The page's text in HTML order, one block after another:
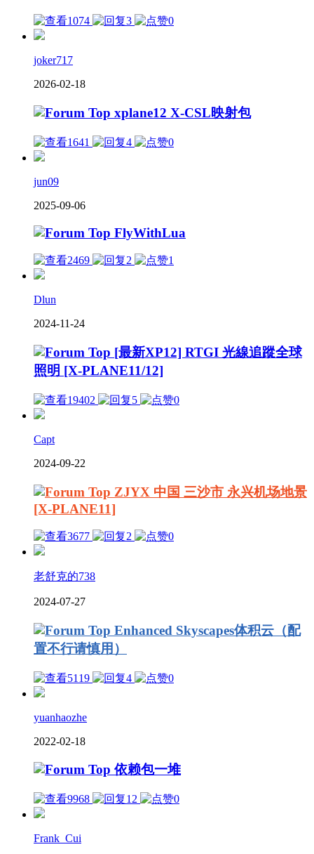
1074 3 0
joker717
2026-02-18
xplane12 X-CSL映射包
1641 4 0
jun09
2025-09-06
FlyWithLua
2469 2 1
Dlun
2024-11-24
[最新XP12] RTGI 光線追蹤全球
照明 [X-PLANE11/12]
19402 5 0
Capt
2024-09-22
ZJYX 中国 三沙市 永兴机场地景
[X-PLANE11]
3677 2 0
老舒克的738
2024-07-27
Enhanced Skyscapes体积云（配
置不行请慎用）
5119 4 0
yuanhaozhe
2022-02-18
依赖包一堆
9968 12 0
Frank_Cui